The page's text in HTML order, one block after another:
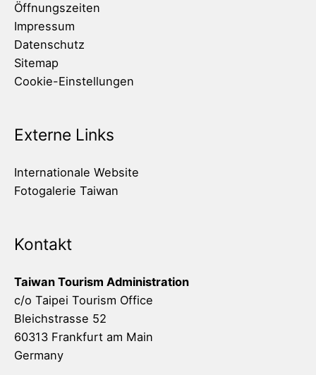
Öffnungszeiten
Impressum
Datenschutz
Sitemap
Cookie-Einstellungen
Externe Links
Internationale Website
Fotogalerie Taiwan
Kontakt
Taiwan Tourism Administration
c/o Taipei Tourism Office
Bleichstrasse 52
60313 Frankfurt am Main
Germany